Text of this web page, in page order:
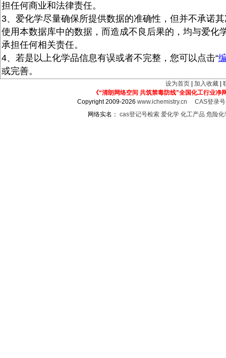
担任何商业和法律责任。
3、爱化学尽量确保所提供数据的准确性，但并不承诺
使用本数据库中的数据，而造成不良后果的，均与爱化
承担任何相关责任。
4、若是以上化学品信息有误或者不完整，您可以点击“
或完善。
设为首页 加入收藏
《“清朗网络空间 共筑禁毒防线”全国化工行业净
Copyright 2009-2026www.ichemistry.cn
CAS登录
网络实名： cas登记号检索 爱化学 化工产品 危险化